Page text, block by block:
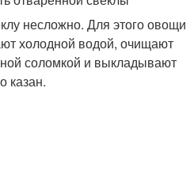
несложно. Для этого овощи
холодной водой, очищают
соломкой и выкладывают
казан.